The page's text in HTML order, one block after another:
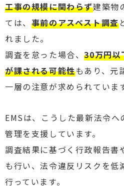
工事の規模に関わらず建築物
ては、 事前のアスベスト調査
れました。
調査を怠った場合、30万円以
が課される可能性もあり、元
一層の注意が求められています
EMSは、こうした最新法令へ
管理を支援しています。
調査結果に基づく行政報告書
も行い、法令違反リスクを低
行っています。